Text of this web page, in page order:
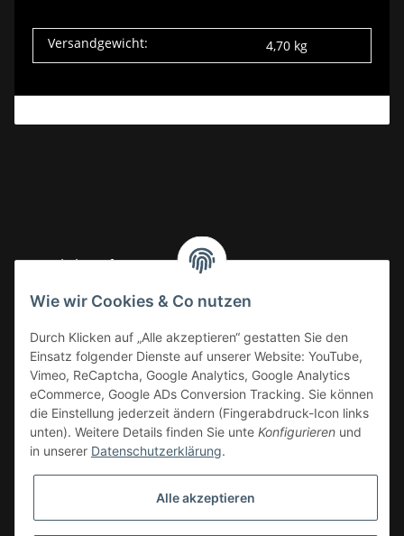
Versandgewicht: 4,70 kg
Gesetzliche Informationen
Wie wir Cookies & Co nutzen
Durch Klicken auf „Alle akzeptieren“ gestatten Sie den
Einsatz folgender Dienste auf unserer Website: YouTube,
Vimeo, ReCaptcha, Google Analytics, Google Analytics
eCommerce, Google ADs Conversion Tracking. Sie können
die Einstellung jederzeit ändern (Fingerabdruck-Icon links
unten). Weitere Details finden Sie unte Konfigurieren und
in unserer Datenschutzerklärung.
Alle akzeptieren